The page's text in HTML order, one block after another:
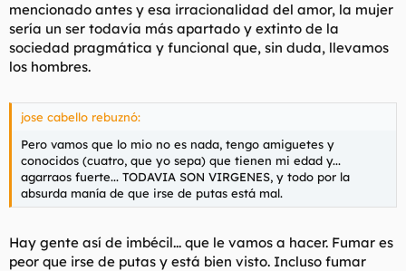
mencionado antes y esa irracionalidad del amor, la mujer
sería un ser todavía más apartado y extinto de la
sociedad pragmática y funcional que, sin duda, llevamos
los hombres.
jose cabello rebuznó:
Pero vamos que lo mio no es nada, tengo amiguetes y
conocidos (cuatro, que yo sepa) que tienen mi edad y...
agarraos fuerte... TODAVIA SON VIRGENES, y todo por la
absurda manía de que irse de putas está mal.
Hay gente así de imbécil... que le vamos a hacer. Fumar es
peor que irse de putas y está bien visto. Incluso fumar